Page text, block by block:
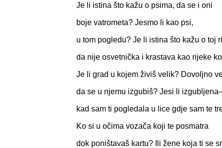
Je li istina što kažu o psima, da se i oni
boje vatrometa? Jesmo li kao psi,
u tom pogledu? Je li istina što kažu o toj
da nije osvetnička i krastava kao rijeke
Je li grad u kojem živiš velik? Dovoljno
da se u njemu izgubiš? Jesi li
kad sam ti pogledala u lice gdje sam te
Ko si u očima vozača koji te posmatra
dok poništavaš kartu? Ili žene koja ti se